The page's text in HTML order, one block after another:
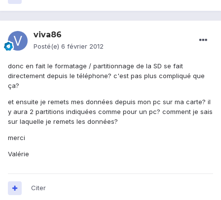
viva86
Posté(e) 6 février 2012
donc en fait le formatage / partitionnage de la SD se fait
directement depuis le téléphone? c'est pas plus compliqué que
ça?
et ensuite je remets mes données depuis mon pc sur ma carte? il
y aura 2 partitions indiquées comme pour un pc? comment je sais
sur laquelle je remets les données?
merci
Valérie
Citer